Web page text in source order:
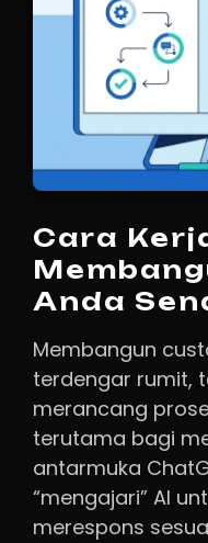
Cara
Anda
Membangun
terdengar rumit,
merancang
terutama bagi
antarmuka
“mengajari” AI
merespons